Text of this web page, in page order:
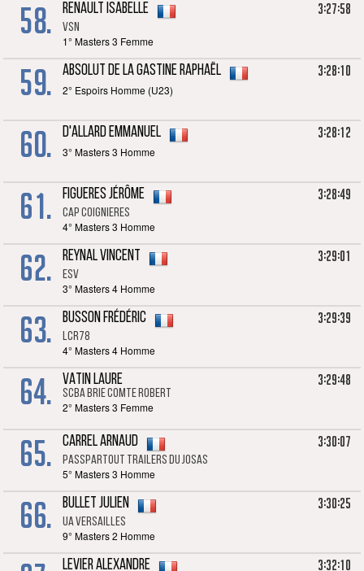
58. RENAULT Isabelle
VSN
1° Masters 3 Femme
3:27:58
59. ABSOLUT DE LA GASTINE Raphaël
2° Espoirs Homme (U23)
3:28:10
60. D'ALLARD Emmanuel
3° Masters 3 Homme
3:28:12
61. FIGUERES Jérôme
CAP COIGNIERES
4° Masters 3 Homme
3:28:49
62. REYNAL Vincent
ESV
3° Masters 4 Homme
3:29:01
63. BUSSON Frédéric
LCR78
4° Masters 4 Homme
3:29:39
64. VATIN Laure
SCBA BRIE COMTE ROBERT
2° Masters 3 Femme
3:29:48
65. CARREL Arnaud
PassPartout Trailers du Josas
5° Masters 3 Homme
3:30:07
66. BULLET Julien
UA Versailles
9° Masters 2 Homme
3:30:25
LEVIER Alexandre 3:32:10